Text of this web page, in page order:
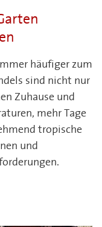
häufiger zum
sind nicht nur
Zuhause und
mehr Tage
tropische
und